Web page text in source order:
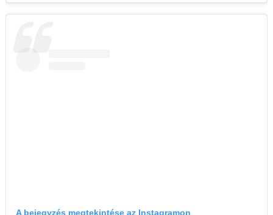
A bejegyzés megtekintése az Instagramon